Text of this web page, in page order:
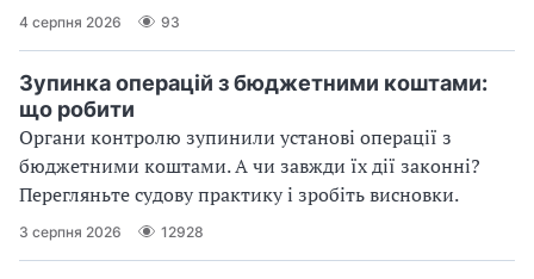
4 серпня 2026 93
Зупинка операцій з бюджетними коштами:
що робити
Органи контролю зупинили установі операції з
бюджетними коштами. А чи завжди їх дії законні?
Перегляньте судову практику і зробіть висновки.
3 серпня 2026 12928